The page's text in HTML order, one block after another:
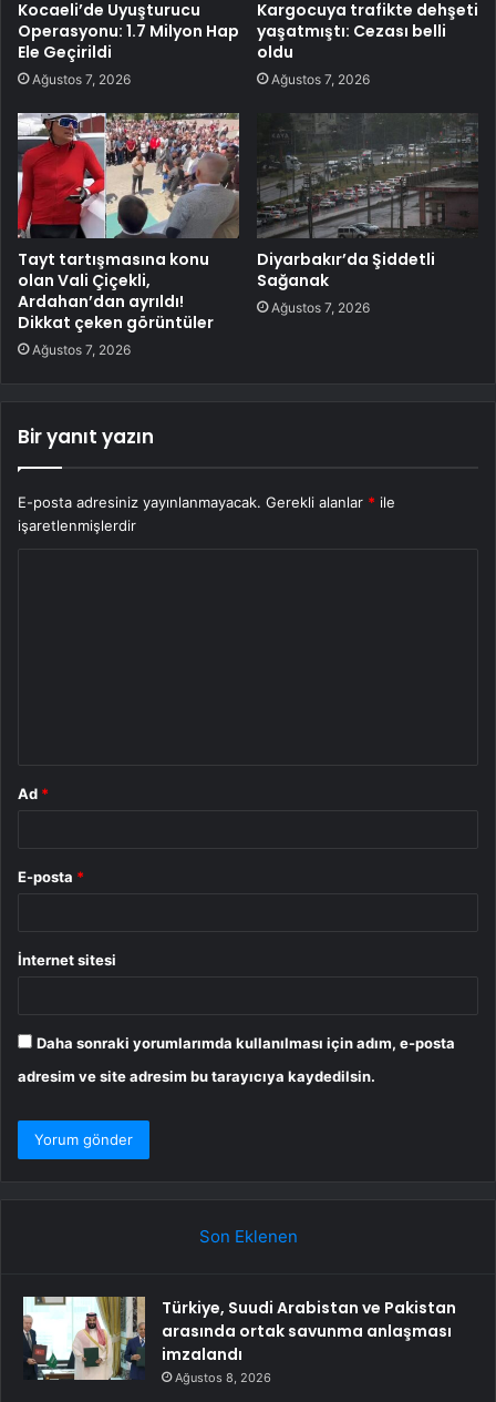
Kocaeli’de Uyuşturucu
Operasyonu: 1.7 Milyon Hap
Ele Geçirildi
Ağustos 7, 2026
Kargocuya trafikte dehşeti
yaşatmıştı: Cezası belli
oldu
Ağustos 7, 2026
Tayt tartışmasına konu
olan Vali Çiçekli,
Ardahan’dan ayrıldı!
Dikkat çeken görüntüler
Ağustos 7, 2026
Diyarbakır’da Şiddetli
Sağanak
Ağustos 7, 2026
Bir yanıt yazın
E-posta adresiniz yayınlanmayacak. Gerekli alanlar * ile
işaretlenmişlerdir
Ad *
E-posta *
İnternet sitesi
Daha sonraki yorumlarımda kullanılması için adım, e-posta
adresim ve site adresim bu tarayıcıya kaydedilsin.
Son Eklenen
Türkiye, Suudi Arabistan ve Pakistan
arasında ortak savunma anlaşması
imzalandı
Ağustos 8, 2026